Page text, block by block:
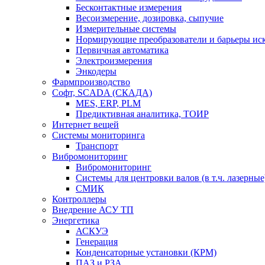
Бесконтактные измерения
Весоизмерение, дозировка, сыпучие
Измерительные системы
Нормирующие преобразователи и барьеры
Первичная автоматика
Электроизмерения
Энкодеры
Фармпроизводство
Софт, SCADA (СКАДА)
MES, ERP, PLM
Предиктивная аналитика, ТОИР
Интернет вещей
Системы мониторинга
Транспорт
Вибромониторинг
Вибромониторинг
Системы для центровки валов (в т.ч.
СМИК
Контроллеры
Внедрение АСУ ТП
Энергетика
АСКУЭ
Генерация
Конденсаторные установки (КРМ)